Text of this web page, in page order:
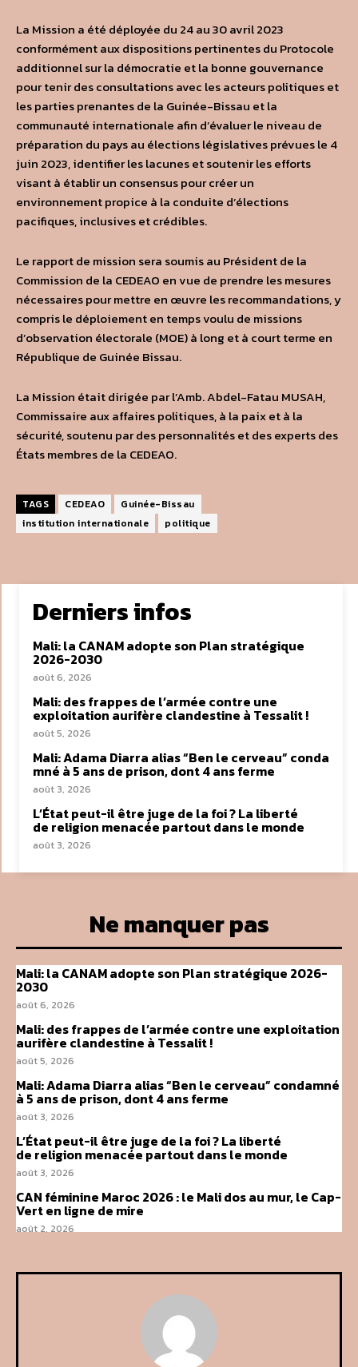
La Mission a été déployée du 24 au 30 avril 2023
conformément aux dispositions pertinentes du Protocole
additionnel sur la démocratie et la bonne gouvernance
pour tenir des consultations avec les acteurs politiques et
les parties prenantes de la Guinée-Bissau et la
communauté internationale afin d’évaluer le niveau de
préparation du pays au élections législatives prévues le 4
juin 2023, identifier les lacunes et soutenir les efforts
visant à établir un consensus pour créer un
environnement propice à la conduite d’élections
pacifiques, inclusives et crédibles.
Le rapport de mission sera soumis au Président de la
Commission de la CEDEAO en vue de prendre les mesures
nécessaires pour mettre en œuvre les recommandations, y
compris le déploiement en temps voulu de missions
d’observation électorale (MOE) à long et à court terme en
République de Guinée Bissau.
La Mission était dirigée par l’Amb. Abdel-Fatau MUSAH,
Commissaire aux affaires politiques, à la paix et à la
sécurité, soutenu par des personnalités et des experts des
États membres de la CEDEAO.
TAGS CEDEAO
Guinée-Bissau
institution internationale
politique
Derniers infos
Mali: la CANAM adopte son Plan stratégique
2026-2030
août 6, 2026
Mali: des frappes de l’armée contre une
exploitation aurifère clandestine à Tessalit !
août 5, 2026
Mali: Adama Diarra alias “Ben le cerveau” conda
mné à 5 ans de prison, dont 4 ans ferme
août 3, 2026
L’État peut-il être juge de la foi ? La liberté
de religion menacée partout dans le monde
août 3, 2026
Ne manquer pas
Mali: la CANAM adopte son Plan stratégique 2026-
2030
août 6, 2026
Mali: des frappes de l’armée contre une exploitation
aurifère clandestine à Tessalit !
août 5, 2026
Mali: Adama Diarra alias “Ben le cerveau” condamné
à 5 ans de prison, dont 4 ans ferme
août 3, 2026
L’État peut-il être juge de la foi ? La liberté
de religion menacée partout dans le monde
août 3, 2026
CAN féminine Maroc 2026 : le Mali dos au mur, le Cap-
Vert en ligne de mire
août 2, 2026